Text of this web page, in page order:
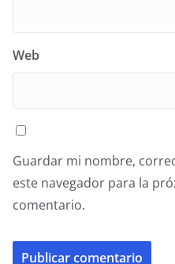
Web
Guardar mi nombre,
este navegador para la
comentario.